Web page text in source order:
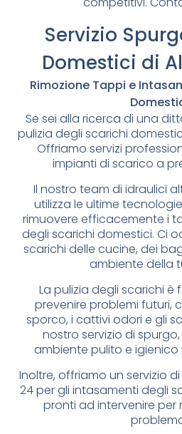
Servizio
Domestici di
Rimozione Tappi e
Se sei alla ricerca di una
pulizia degli scarichi
Offriamo servizi
impianti di scarico a
Il nostro team di idraulici
utilizza le ultime
rimuovere efficacemente i
degli scarichi domestici. Ci
scarichi delle cucine, dei
ambiente della
La pulizia degli scarichi
prevenire problemi futuri,
sporco, i cattivi odori e gli
nostro servizio di
ambiente pulito e
Inoltre, offriamo un servizio
24 per gli intasamenti degli
pronti ad intervenire per